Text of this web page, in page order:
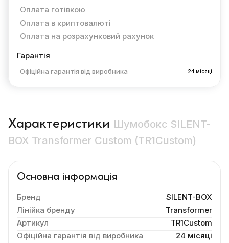
Оплата готівкою
Оплата в криптовалюті
Оплата на розрахунковий рахунок
Гарантія
Офіційна гарантія від виробника 24 місяці
Характеристики Шумобокс SILENT-
BOX Transformer Custom (TR1Custom)
Основна інформація
Бренд
SILENT-BOX
Лінійка бренду
Transformer
Артикул
TR1Custom
Офіційна гарантія від виробника
24 місяці